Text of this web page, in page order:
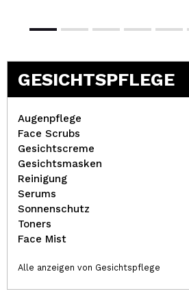
GESICHTSPFLEGE
Augenpflege
Face Scrubs
Gesichtscreme
Gesichtsmasken
Reinigung
Serums
Sonnenschutz
Toners
Face Mist
Alle anzeigen von Gesichtspflege